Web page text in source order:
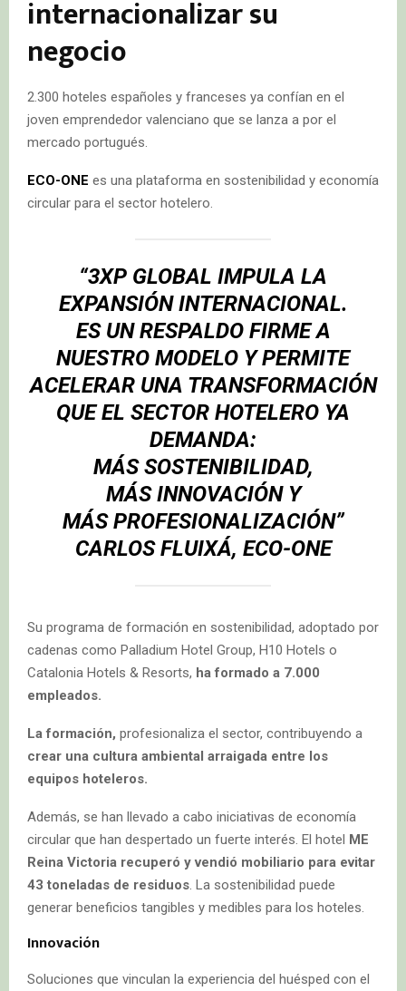
internacionalizar su
negocio
2.300 hoteles españoles y franceses ya confían en el
joven emprendedor valenciano que se lanza a por el
mercado portugués.
ECO-ONE es una plataforma en sostenibilidad y economía
circular para el sector hotelero.
“3XP GLOBAL IMPULA LA
EXPANSIÓN INTERNACIONAL.
ES UN RESPALDO FIRME A
NUESTRO MODELO Y PERMITE
ACELERAR UNA TRANSFORMACIÓN
QUE EL SECTOR HOTELERO YA
DEMANDA:
MÁS SOSTENIBILIDAD,
MÁS INNOVACIÓN Y
MÁS PROFESIONALIZACIÓN”
CARLOS FLUIXÁ, ECO-ONE
Su programa de formación en sostenibilidad, adoptado por
cadenas como Palladium Hotel Group, H10 Hotels o
Catalonia Hotels & Resorts, ha formado a 7.000
empleados.
La formación, profesionaliza el sector, contribuyendo a
crear una cultura ambiental arraigada entre los
equipos hoteleros.
Además, se han llevado a cabo iniciativas de economía
circular que han despertado un fuerte interés. El hotel
ME
Reina Victoria recuperó y vendió mobiliario para evitar
43 toneladas de residuos. La sostenibilidad puede
generar beneficios tangibles y medibles para los hoteles.
Innovación
Soluciones que vinculan la experiencia del huésped con el